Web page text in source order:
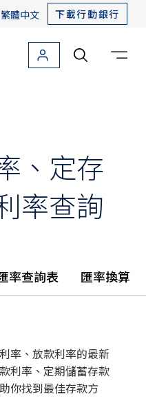
繁體中文 下載行動銀行
、定存
率查詢
率查詢表 匯率換算
率、放款利率的最新
利率、定期儲蓄存款
你找到最佳存款方